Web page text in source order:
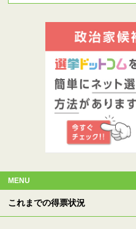
MENU
これまでの得票状況